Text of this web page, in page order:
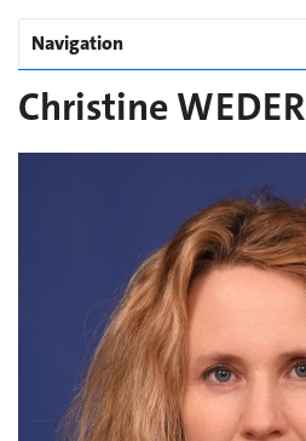
Navigation
Christine WEDER